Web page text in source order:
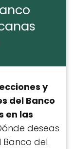
y
del Banco
en las
deseas
del